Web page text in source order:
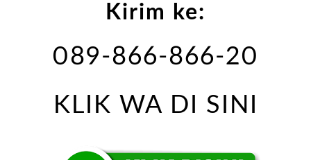
Kirim ke:
089-866-866-20
KLIK WA DI SINI